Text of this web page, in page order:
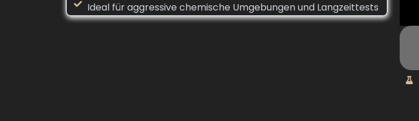
Ideal für aggressive chemische Umgebungen und Langzeittests